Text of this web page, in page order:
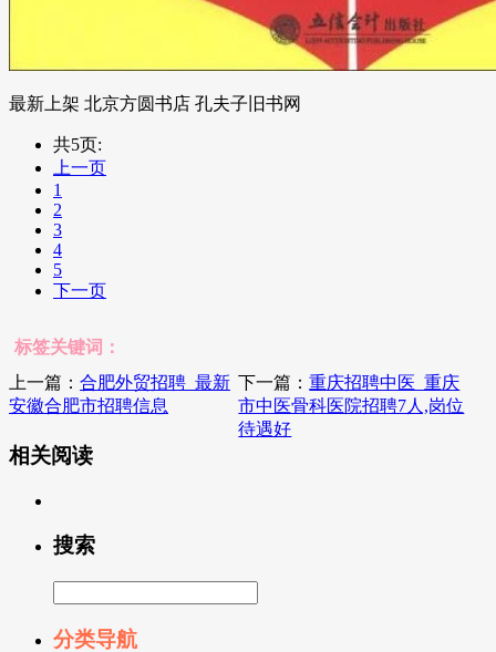
最新上架 北京方圆书店 孔夫子旧书网
共5页:
上一页
1
2
3
4
5
下一页
标签关键词：
上一篇： 合肥外贸招聘_最新
安徽合肥市招聘信息
下一篇：重庆招聘中医_重庆
市中医骨科医院招聘7人,岗位
待遇好
相关阅读
搜索
分类导航